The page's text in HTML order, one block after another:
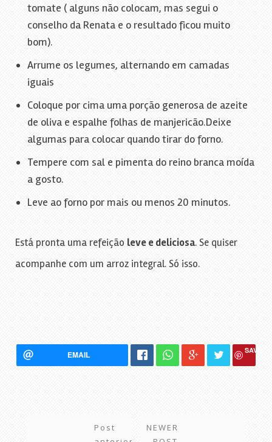
tomate ( alguns não colocam, mas segui o
conselho da Renata e o resultado ficou muito
bom).
Arrume os legumes, alternando em camadas
iguais
Coloque por cima uma porção generosa de azeite
de oliva e espalhe folhas de manjericão.Deixe
algumas para colocar quando tirar do forno.
Tempere com sal e pimenta do reino branca moída
a gosto.
Leve ao forno por mais ou menos 20 minutos.
Está pronta uma refeição leve e deliciosa. Se quiser
acompanhe com um arroz integral. Só isso.
EMAIL SAVE
Post
NEWER